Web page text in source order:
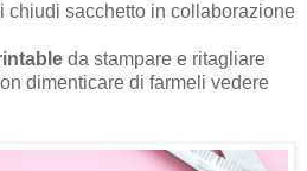
chiudi sacchetto in collaborazione
da stampare e ritagliare
dimenticare di farmeli vedere